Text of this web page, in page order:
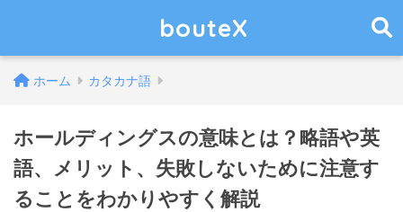
bouteX
ホーム カタカナ語
ホールディングスの意味とは？略語や英
語、メリット、失敗しないために注意す
ることをわかりやすく解説